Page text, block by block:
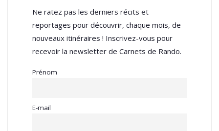
Ne ratez pas les derniers récits et
reportages pour découvrir, chaque mois, de
nouveaux itinéraires ! Inscrivez-vous pour
recevoir la newsletter de Carnets de Rando.
Prénom
E-mail